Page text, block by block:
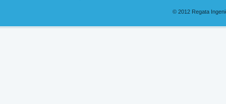
© 2012 Regata